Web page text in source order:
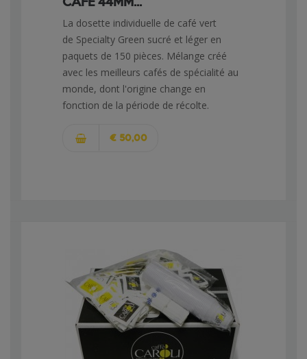
La dosette individuelle de café vert
de Specialty Green sucré et léger en
paquets de 150 pièces. Mélange créé
avec les meilleurs cafés de spécialité au
monde, dont l'origine change en
fonction de la période de récolte.
€ 50,00